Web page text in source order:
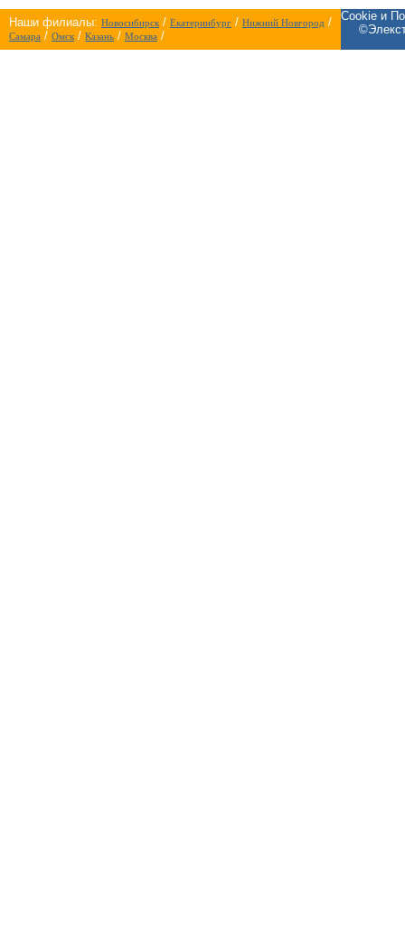
Наши филиалы: Новосибирск/ Екатеринбург / Нижний Новгород /
Самара / Омск/ Казань / Москва /
Cookie и